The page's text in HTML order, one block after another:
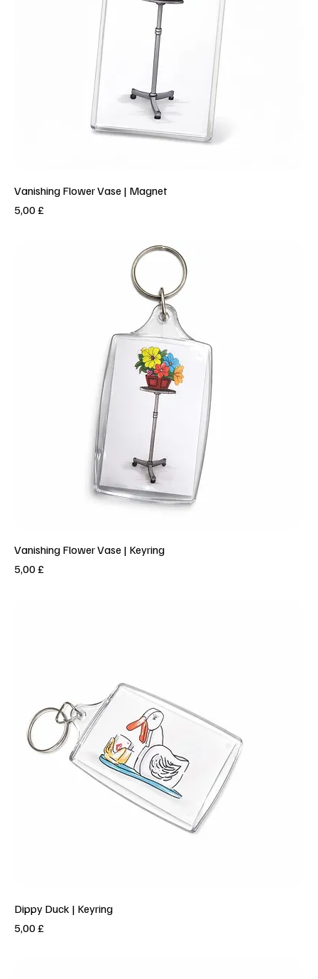
Vanishing Flower Vase | Magnet
Prezzo
5,00 £
Vanishing Flower Vase | Keyring
Prezzo
5,00 £
Dippy Duck | Keyring
Prezzo
5,00 £